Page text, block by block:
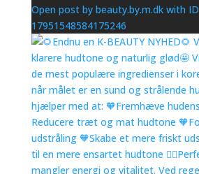
Open post by beauty.by.m.dk with ID
17951548584175246